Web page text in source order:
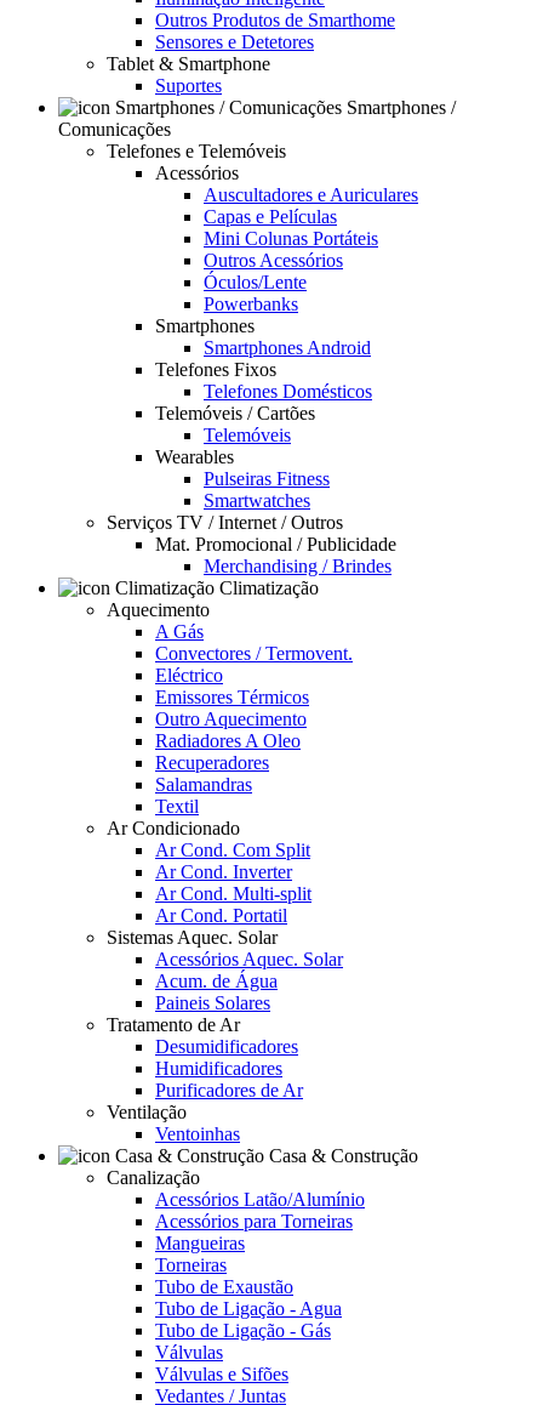
Outros Produtos de Smarthome
Sensores e Detetores
Tablet & Smartphone
Suportes
Smartphones /
Comunicações
Telefones e Telemóveis
Acessórios
Auscultadores e Auriculares
Capas e Películas
Mini Colunas Portáteis
Outros Acessórios
Óculos/Lente
Powerbanks
Smartphones
Smartphones Android
Telefones Fixos
Telefones Domésticos
Telemóveis / Cartões
Telemóveis
Wearables
Pulseiras Fitness
Smartwatches
Serviços TV / Internet / Outros
Mat. Promocional / Publicidade
Merchandising / Brindes
Climatização
Aquecimento
A Gás
Convectores / Termovent.
Eléctrico
Emissores Térmicos
Outro Aquecimento
Radiadores A Oleo
Recuperadores
Salamandras
Textil
Ar Condicionado
Ar Cond. Com Split
Ar Cond. Inverter
Ar Cond. Multi-split
Ar Cond. Portatil
Sistemas Aquec. Solar
Acessórios Aquec. Solar
Acum. de Água
Paineis Solares
Tratamento de Ar
Desumidificadores
Humidificadores
Purificadores de Ar
Ventilação
Ventoinhas
Casa & Construção
Canalização
Acessórios Latão/Alumínio
Acessórios para Torneiras
Mangueiras
Torneiras
Tubo de Exaustão
Tubo de Ligação - Agua
Tubo de Ligação - Gás
Válvulas
Válvulas e Sifões
Vedantes / Juntas